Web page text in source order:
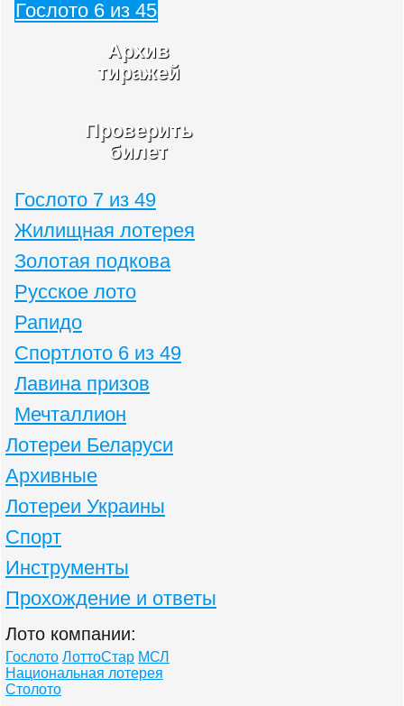
Гослото 6 из 45
Архив
тиражей
Проверить
билет
Гослото 7 из 49
Жилищная лотерея
Золотая подкова
Русское лото
Рапидо
Спортлото 6 из 49
Лавина призов
Мечталлион
Лотереи Беларуси
Архивные
Лотереи Украины
Спорт
Инструменты
Прохождение и ответы
Лото компании:
Гослото ЛоттоСтар МСЛ
Национальная лотерея
Столото